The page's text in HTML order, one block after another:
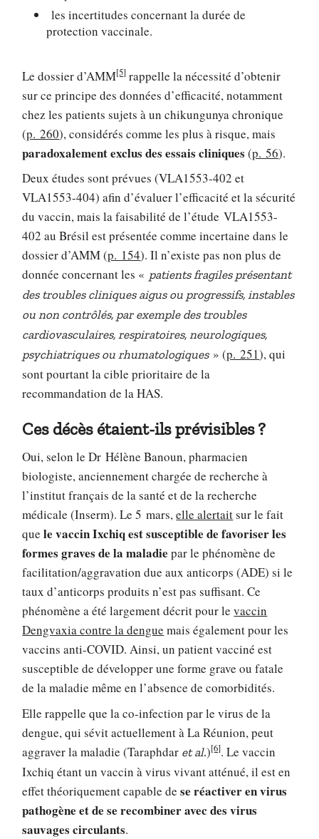
les incertitudes concernant la durée de
protection vaccinale.
Le dossier d’AMM[5] rappelle la nécessité d’obtenir
sur ce principe des données d’efficacité, notamment
chez les patients sujets à un chikungunya chronique
(p. 260), considérés comme les plus à risque, mais
paradoxalement exclus des essais cliniques (p. 56).
Deux études sont prévues (VLA1553-402 et
VLA1553-404) afin d’évaluer l’efficacité et la sécurité
du vaccin, mais la faisabilité de l’étude VLA1553-
402 au Brésil est présentée comme incertaine dans le
dossier d’AMM (p. 154). Il n’existe pas non plus de
donnée concernant les « patients fragiles présentant
des troubles cliniques aigus ou progressifs, instables
ou non contrôlés, par exemple des troubles
cardiovasculaires, respiratoires, neurologiques,
psychiatriques ou rhumatologiques» (p. 251), qui
sont pourtant la cible prioritaire de la
recommandation de la HAS.
Ces décès étaient-ils prévisibles ?
Oui, selon le Dr Hélène Banoun, pharmacien
biologiste, anciennement chargée de recherche à
l’institut français de la santé et de la recherche
médicale (Inserm). Le 5 mars,elle alertaitsur le fait
quele vaccin Ixchiq est susceptible de favoriser les
formes graves de la maladie par le phénomène de
facilitation/aggravation due aux anticorps (ADE) si le
taux d’anticorps produits n’est pas suffisant. Ce
phénomène a été largement décrit pour levaccin
Dengvaxia contre la dengue mais également pour les
vaccins anti-COVID. Ainsi, un patient vacciné est
susceptible de développer une forme grave ou fatale
de la maladie même en l’absence de comorbidités.
Elle rappelle que la co-infection par le virus de la
dengue, qui sévit actuellement à La Réunion, peut
aggraver la maladie (Taraphdar et al.)[6]. Le vaccin
Ixchiq étant un vaccin à virus vivant atténué, il est en
effet théoriquement capable dese réactiver en virus
pathogène et de se recombiner avec des virus
sauvages circulants.